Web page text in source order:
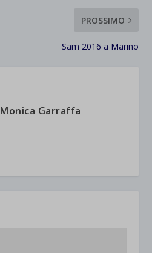
PROSSIMO
Sam 2016 a Marino
Monica Garraffa